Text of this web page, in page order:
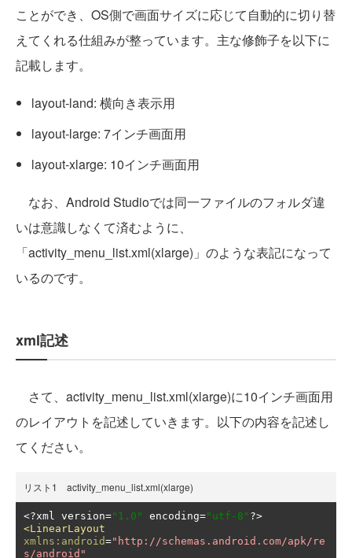
ことができ、OS側で画面サイズに応じて自動的に切り替
えてくれる仕組みが整っています。主な修飾子を以下に
記載します。
layout-land: 横向き表示用
layout-large: 7インチ画面用
layout-xlarge: 10インチ画面用
なお、Android Studioでは同一ファイルのフォルダ違
いは意識しなくて済むように、
「activity_menu_list.xml(xlarge)」のような表記になって
いるのです。
xml記述
さて、activity_menu_list.xml(xlarge)に10インチ画面用
のレイアウトを記述していきます。以下の内容を記述し
てください。
リスト1 activity_menu_list.xml(xlarge)
<?xml version="1.0" encoding="utf-8" ?>
<LinearLayout
xmlns:android="http://schemas.android.com/apk/re
s/android"